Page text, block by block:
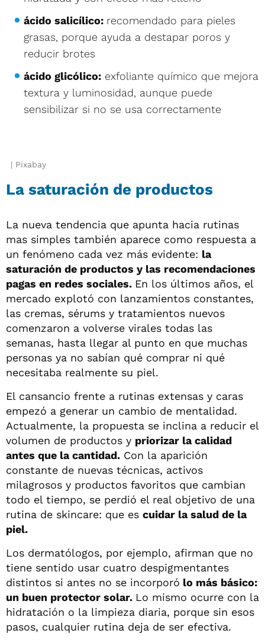
ácido salicílico: recomendado para pieles
grasas, porque ayuda a destapar poros y
reducir brotes
ácido glicólico: exfoliante químico que mejora
textura y luminosidad, aunque puede
sensibilizar si no se usa correctamente
Pixabay
La saturación de productos
La nueva tendencia que apunta hacia rutinas
mas simples también aparece como respuesta a
un fenómeno cada vez más evidente: la
saturación de productos y las recomendaciones
pagas en redes sociales. En los últimos años, el
mercado explotó con lanzamientos constantes,
las cremas, sérums y tratamientos nuevos
comenzaron a volverse virales todas las
semanas, hasta llegar al punto en que muchas
personas ya no sabían qué comprar ni qué
necesitaba realmente su piel.
El cansancio frente a rutinas extensas y caras
empezó a generar un cambio de mentalidad.
Actualmente, la propuesta se inclina a reducir el
volumen de productos y priorizar la calidad
antes que la cantidad. Con la aparición
constante de nuevas técnicas, activos
milagrosos y productos favoritos que cambian
todo el tiempo, se perdió el real objetivo de una
rutina de skincare: que es cuidar la salud de la
piel.
Los dermatólogos, por ejemplo, afirman que no
tiene sentido usar cuatro despigmentantes
distintos si antes no se incorporó lo más básico:
un buen protector solar. Lo mismo ocurre con la
hidratación o la limpieza diaria, porque sin esos
pasos, cualquier rutina deja de ser efectiva.